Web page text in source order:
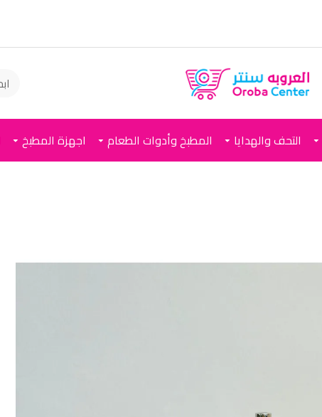
التحف والهدايا المطبخ وأدوات الطعام اجهزة المطبخ